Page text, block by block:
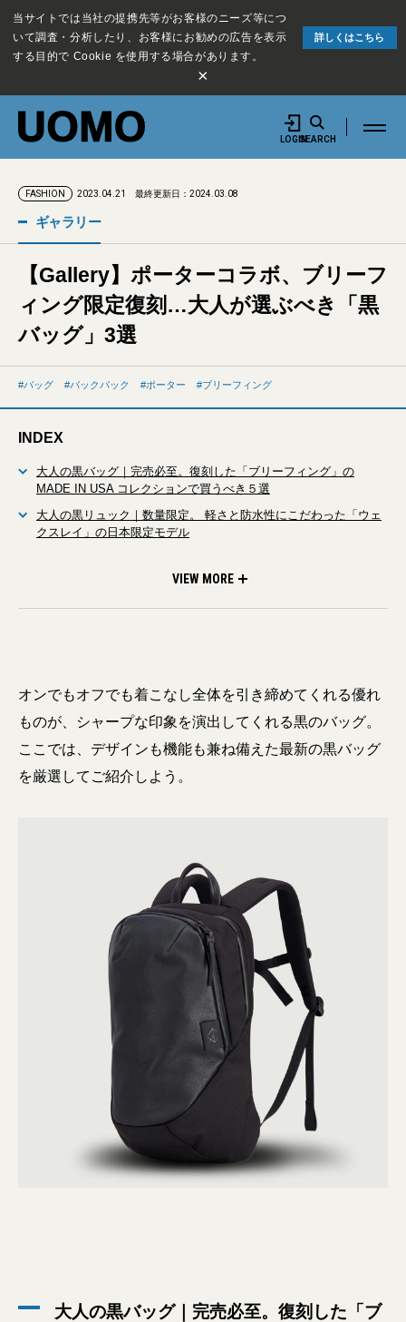
当サイトでは当社の提携先等がお客様のニーズ等につ
いて調査・分析したり、お客様にお勧めの広告を表示
する目的で Cookie を使用する場合があります。
詳しくはこちら
×
LOGINSEARCH
FASHION 2023.04.21 最終更新日：2024.03.08
ギャラリー
【Gallery】ポーターコラボ、ブリーフ
ィング限定復刻…大人が選ぶべき「黒
バッグ」3選
バッグ バックパック ポーター ブリーフィング
INDEX
大人の黒バッグ｜完売必至。復刻した「ブリーフィング」の
MADE IN USA コレクションで買うべき５選
大人の黒リュック｜数量限定。 軽さと防水性にこだわった「ウェ
クスレイ」の日本限定モデル
スチェンジサービス との新作コラボヘルメットバッグ
VIEW MORE
オンでもオフでも着こなし全体を引き締めてくれる優れ
ものが、シャープな印象を演出してくれる黒のバッグ。
ここでは、デザインも機能も兼ね備えた最新の黒バッグ
を厳選してご紹介しよう。
大人の黒バッグ｜完売必至。復刻した「ブ